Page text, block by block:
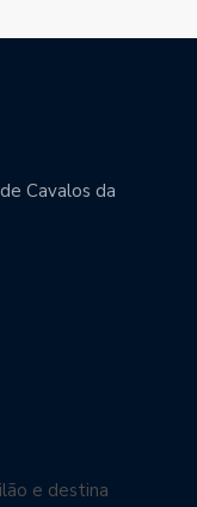
Cavalos da
e destina